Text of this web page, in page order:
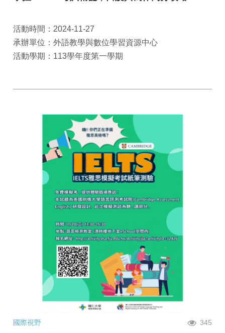
活動時間：2024-11-27
承辦單位：外語教學與數位學習資源中心
活動學期：113學年度第一學期
國際視野 345